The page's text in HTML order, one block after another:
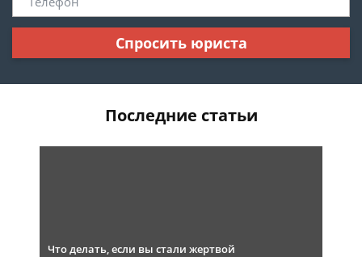
Спросить юриста
Последние статьи
Что делать, если вы стали жертвой